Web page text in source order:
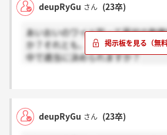
deupRyGu さん (23卒)
あいおいのワイド型って最初の勤
か？それとも、九州のワイドエリ
中で適当に決められますか？
deupRyGu さん (23卒)